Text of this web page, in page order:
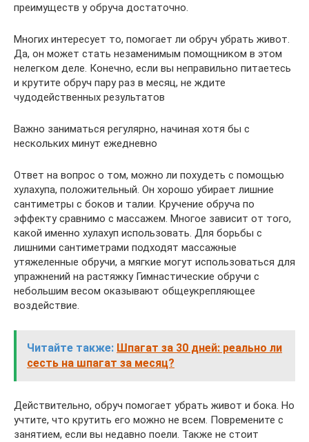
преимуществ у обруча достаточно.
Многих интересует то, помогает ли обруч убрать живот.
Да, он может стать незаменимым помощником в этом
нелегком деле. Конечно, если вы неправильно питаетесь
и крутите обруч пару раз в месяц, не ждите
чудодейственных результатов
Важно заниматься регулярно, начиная хотя бы с
нескольких минут ежедневно
Ответ на вопрос о том, можно ли похудеть с помощью
хулахупа, положительный. Он хорошо убирает лишние
сантиметры с боков и талии. Кручение обруча по
эффекту сравнимо с массажем. Многое зависит от того,
какой именно хулахуп использовать. Для борьбы с
лишними сантиметрами подходят массажные
утяжеленные обручи, а мягкие могут использоваться для
упражнений на растяжку Гимнастические обручи с
небольшим весом оказывают общеукрепляющее
воздействие.
Читайте также: Шпагат за 30 дней: реально ли
сесть на шпагат за месяц?
Действительно, обруч помогает убрать живот и бока. Но
учтите, что крутить его можно не всем. Повремените с
занятием, если вы недавно поели. Также не стоит